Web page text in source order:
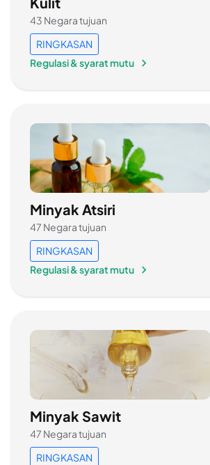
43 Negara tujuan
RINGKASAN
Regulasi & syarat mutu
Minyak Atsiri
47 Negara tujuan
RINGKASAN
Regulasi & syarat mutu
Minyak Sawit
47 Negara tujuan
RINGKASAN